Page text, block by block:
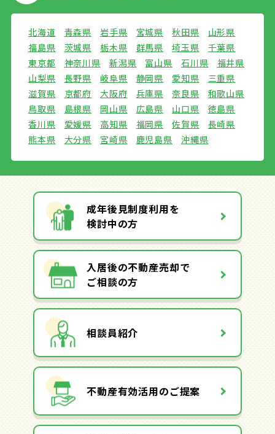
北海道 青森県 岩手県 宮城県 秋田県
山形県
福島県
茨城県 栃木県 群馬県 埼玉県
千葉県
東京都
神奈川県 新潟県 富山県 石川県
福井県
山梨県
長野県 岐阜県 静岡県 愛知県
三重県
滋賀県
京都府 大阪府 兵庫県 奈良県
和歌山県
鳥取県
島根県 岡山県 広島県 山口県
徳島県
香川県
愛媛県 高知県 福岡県 佐賀県
長崎県
熊本県
大分県 宮崎県 鹿児島県 沖縄県
成年後見制度利用を
検討中の方
入居後の不動産売却で
ご相談の方
相談員紹介
不動産有効活用のご提案